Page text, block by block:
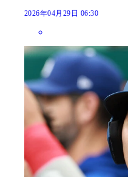
2026年04月29日 06:30